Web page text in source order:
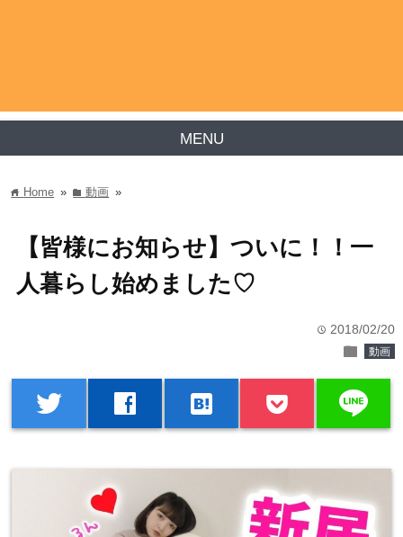
MENU
home Home » folder動画 »
【皆様にお知らせ】ついに！！一
人暮らし始めました♡
time 2018/02/20
folder 動画
twitter facebook hatenabookmark line